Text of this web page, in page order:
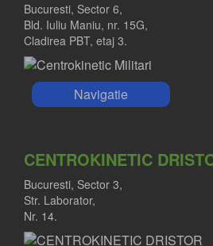
Bucuresti, Sector 6,
Bld. Iuliu Maniu, nr. 15G,
Cladirea PBT, etaj 3.
Navigatie
CENTROKINETIC
Bucuresti, Sector 3,
Str. Laborator,
Nr. 14.